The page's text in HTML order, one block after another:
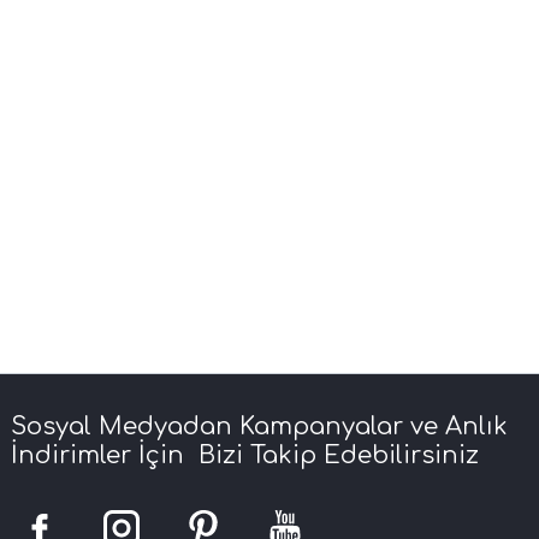
Sosyal Medyadan Kampanyalar ve Anlık
İndirimler İçin Bizi Takip Edebilirsiniz